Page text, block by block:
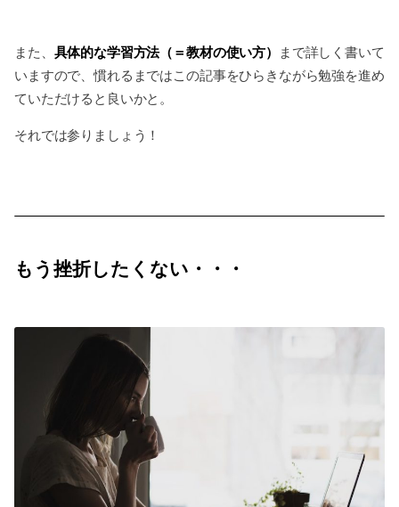
また、 具体的な学習方法（＝教材の使い方）
まで詳しく書いて
いますので、慣れるまではこの記事をひらきながら勉強を進め
ていただけると良いかと。
それでは参りましょう！
もう挫折したくない・・・